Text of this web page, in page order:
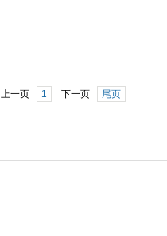
上一页 1 下一页 尾页